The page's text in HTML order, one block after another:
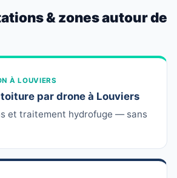
& zones autour de
À LOUVIERS
par drone à Louviers
et traitement hydrofuge — sans